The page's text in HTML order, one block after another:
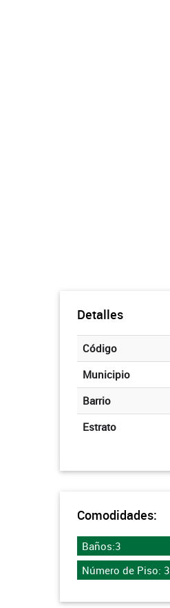
Detalles
Código
Municipio
Barrio
Estrato
Comodidades:
Baños:3
Número de Piso: 3